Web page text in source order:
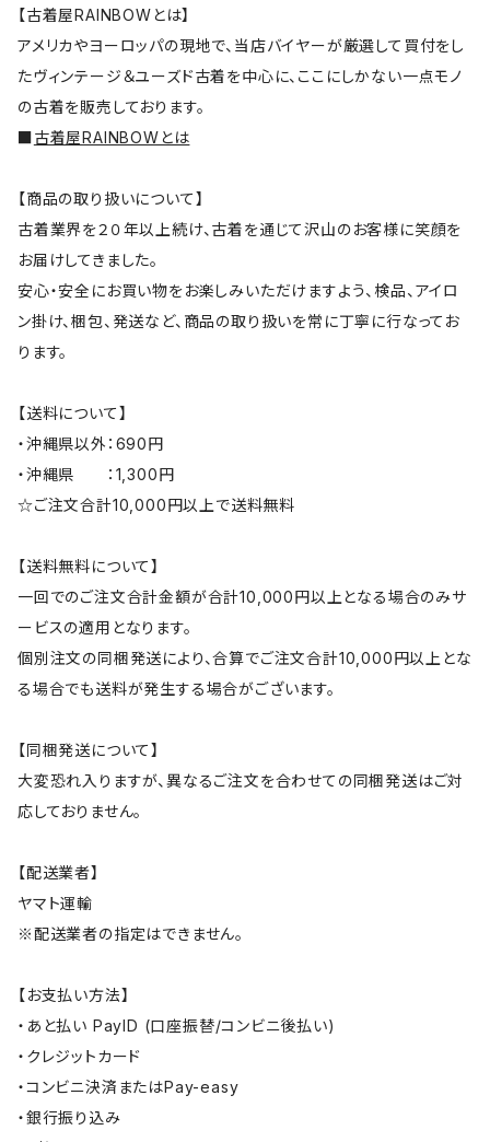
【古着屋RAINBOWとは】
アメリカやヨーロッパの現地で、当店バイヤーが厳選して買付をし
たヴィンテージ＆ユーズド古着を中心に、ここにしかない一点モノ
の古着を販売しております。
■古着屋RAINBOWとは
【商品の取り扱いについて】
古着業界を２０年以上続け、古着を通じて沢山のお客様に笑顔を
お届けしてきました。
安心・安全にお買い物をお楽しみいただけますよう、検品、アイロ
ン掛け、梱包、発送など、商品の取り扱いを常に丁寧に行なってお
ります。
【送料について】
・沖縄県以外：690円
・沖縄県 ：1,300円
☆ご注文合計10,000円以上で送料無料
【送料無料について】
一回でのご注文合計金額が合計10,000円以上となる場合のみサ
ービスの適用となります。
個別注文の同梱発送により、合算でご注文合計10,000円以上とな
る場合でも送料が発生する場合がございます。
【同梱発送について】
大変恐れ入りますが、異なるご注文を合わせての同梱発送はご対
応しておりません。
【配送業者】
ヤマト運輸
※配送業者の指定はできません。
【お支払い方法】
・あと払い PayID (口座振替/コンビニ後払い)
・クレジットカード
・コンビニ決済またはPay-easy
・銀行振り込み